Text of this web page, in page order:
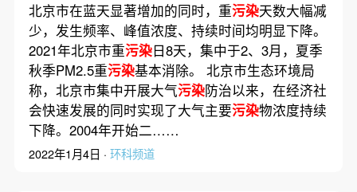
北京市在蓝天显著增加的同时，重污染天数大幅减
少，发生频率、峰值浓度、持续时间均明显下降。
2021年北京市重污染日8天，集中于2、3月，夏季
秋季PM2.5重污染基本消除。 北京市生态环境局
称，北京市集中开展大气污染防治以来，在经济社
会快速发展的同时实现了大气主要污染物浓度持续
下降。2004年开始二……
2022年1月4日 · 环科频道